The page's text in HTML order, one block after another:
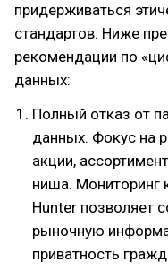
придерживаться
стандартов. Ниже
рекомендации по
данных:
Полный отказ от
данных. Фокус на
акции,
ниша. Мониторинг
Hunter позволяет
рыночную
приватность